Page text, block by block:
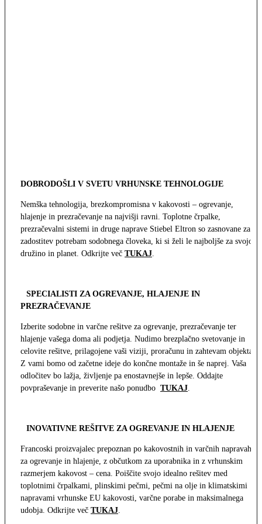
DOBRODOŠLI V SVETU VRHUNSKE TEHNOLOGIJE
Nemška tehnologija, brezkompromisna v kakovosti – ogrevanje,
hlajenje in prezračevanje na najvišji ravni. Toplotne črpalke,
prezračevalni sistemi in druge naprave Stiebel Eltron so zasnovane za
zadostitev potrebam sodobnega človeka, ki si želi le najboljše za svojo
družino in planet. Odkrijte več TUKAJ
SPECIALISTI ZA OGREVANJE, HLAJENJE IN
PREZRAČEVANJE
Izberite sodobne in varčne rešitve za ogrevanje, prezračevanje ter
hlajenje vašega doma ali podjetja. Nudimo brezplačno svetovanje in
celovite rešitve, prilagojene vaši viziji, proračunu in zahtevam objekta.
Z vami bomo od začetne ideje do končne montaže in še naprej. Vaša
odločitev bo lažja, življenje pa enostavnejše in lepše. Oddajte
povpraševanje in preverite našo ponudbo TUKAJ
INOVATIVNE REŠITVE ZA OGREVANJE IN HLAJENJE
Francoski proizvajalec prepoznan po kakovostnih in varčnih napravah
za ogrevanje in hlajenje, z občutkom za uporabnika in z vrhunskim
razmerjem kakovost – cena. Poiščite svojo idealno rešitev med
toplotnimi črpalkami, plinskimi pečmi, pečmi na olje in klimatskimi
napravami vrhunske EU kakovosti, varčne porabe in maksimalnega
udobja. Odkrijte več TUKAJ